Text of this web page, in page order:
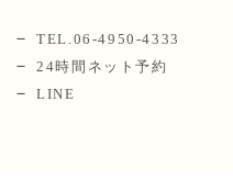
TEL.06-4950-4333
24時間ネット予約
LINE